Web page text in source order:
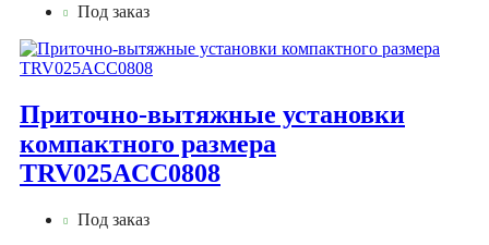
Под заказ
Приточно-вытяжные установки
компактного размера
TRV025ACC0808
Под заказ